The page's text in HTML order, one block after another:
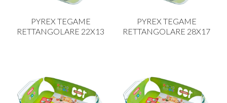
PYREX TEGAME
RETTANGOLARE 22X13
PYREX TEGAME
RETTANGOLARE 28X17